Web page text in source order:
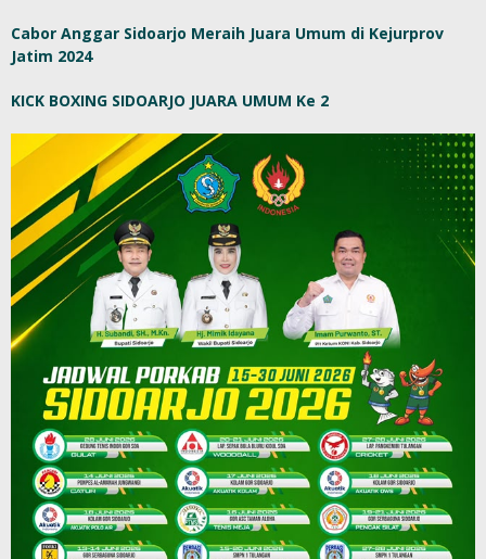
Cabor Anggar Sidoarjo Meraih Juara Umum di Kejurprov
Jatim 2024
KICK BOXING SIDOARJO JUARA UMUM Ke 2